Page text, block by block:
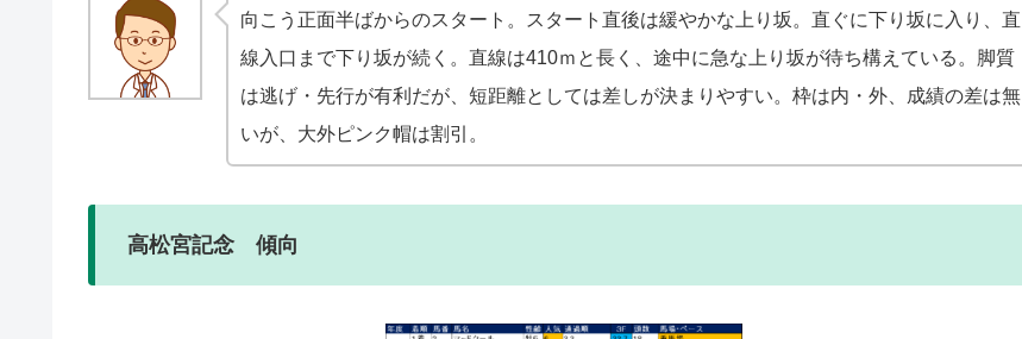
向こう正面半ばからのスタート。スタート直後は緩やかな上り坂。直ぐに下り坂に入り、直
線入口まで下り坂が続く。直線は410ｍと長く、途中に急な上り坂が待ち構えている。脚質
は逃げ・先行が有利だが、短距離としては差しが決まりやすい。枠は内・外、成績の差は無
いが、大外ピンク帽は割引。
高松宮記念 傾向